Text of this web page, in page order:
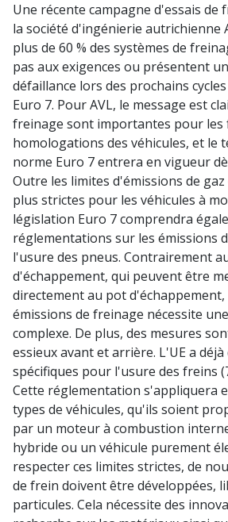
Une récente campagne d'essais de
la société d'ingénierie autrichienne
plus de 60 % des systèmes de
pas aux exigences ou présentent
défaillance lors des prochains
Euro 7. Pour AVL, le message est
freinage sont importantes pour les
homologations des véhicules, et le
norme Euro 7 entrera en vigueur
Outre les limites d'émissions de
plus strictes pour les véhicules à
législation Euro 7 comprendra
réglementations sur les émissions
l'usure des pneus. Contrairement
d'échappement, qui peuvent être
directement au pot d'échappement,
émissions de freinage nécessite
complexe. De plus, des mesures
essieux avant et arrière. L'UE a
spécifiques pour l'usure des freins
Cette réglementation s'appliquera
types de véhicules, qu'ils soient
par un moteur à combustion
hybride ou un véhicule purement
respecter ces limites strictes, de
de frein doivent être développées,
particules. Cela nécessite des